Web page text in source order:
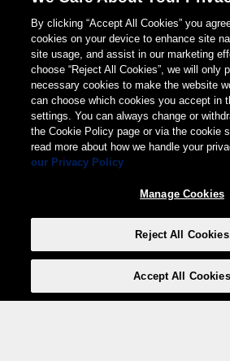
By clicking “Accept All Cookies” you
cookies on your device to enhance site
site usage, and assist in our marketing
choose “Reject All Cookies”, we will only
necessary cookies to make the website
can choose which cookies you accept in
settings. You can always change or
the Cookie Policy page or via the cookie
read more about how we handle your
our Privacy Policy
Manage Cookies
Reject All Cookies
Accept All Cookies